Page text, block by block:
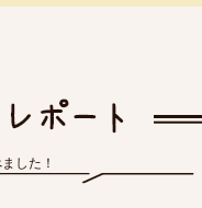
した！